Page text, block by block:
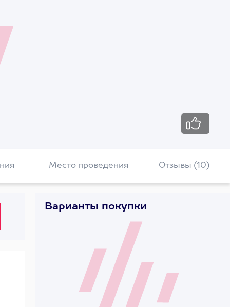
Место проведения Отзывы (10)
Варианты покупки